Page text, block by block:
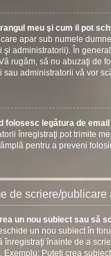
meu şi cum il pot
apar sub numele
şi administratorii). În
rugăm, să nu abuzaţi de
sau administratorii vă vor
folosesc legătura de
înregistraţi pot trimite
pentru a preveni
de scriere/publicare
un nou subiect sau să
un nou subiect în
înregistraţi înainte de a
Exemplu: Puteţi crea